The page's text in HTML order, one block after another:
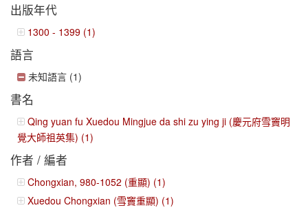
出版年代
1300 - 1399 (1)
語言
未知語言 (1)
書名
Qing yuan fu Xuedou Mingjue da shi zu ying ji (慶元府雪竇明
覺大師祖英集) (1)
作者 / 編者
Chongxian, 980-1052 (重顯) (1)
Xuedou Chongxian (雪竇重顯) (1)